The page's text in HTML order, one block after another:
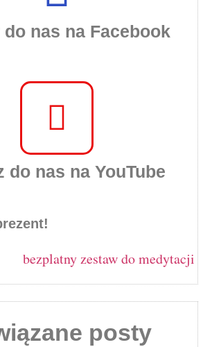
do nas na Facebook
do nas na YouTube
posty